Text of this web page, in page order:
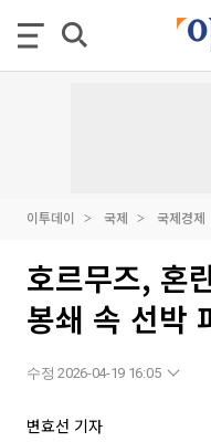
이투데이 국제 국제경제
호르무즈, 혼
봉쇄 속 선박
수정 2026-04-19 16:05
변효선 기자